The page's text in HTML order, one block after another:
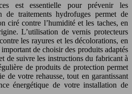
est essentielle pour prévenir les
de traitements hydrofuges permet de
ciré contre l’humidité et les taches, en
L’utilisation de vernis protecteurs
les rayures et les décolorations, en
de choisir des produits adaptés
de suivre les instructions du fabricant à
de produits de protection permet
de votre rehausse, tout en garantissant
énergétique de votre installation de